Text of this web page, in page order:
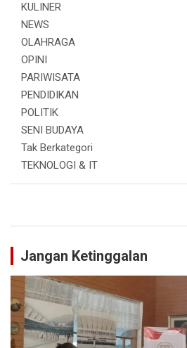
KULINER
NEWS
OLAHRAGA
OPINI
PARIWISATA
PENDIDIKAN
POLITIK
SENI BUDAYA
Tak Berkategori
TEKNOLOGI & IT
Jangan Ketinggalan